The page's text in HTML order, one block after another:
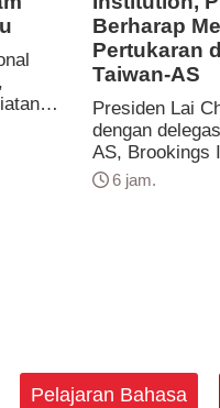
Berharap
Pertukaran
Taiwan-AS
Presiden Lai
dengan
AS, Brookings
(5/8). Presiden
6 jam.
Pelajaran Bahasa